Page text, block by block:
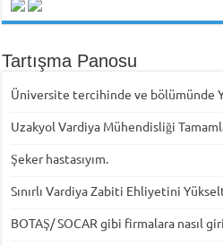
Tartışma Panosu
Üniversite tercihinde ve bölümünde
Uzakyol Vardiya Mühendisliği
Şeker hastasıyım.
Sınırlı Vardiya Zabiti Ehliyetini
BOTAŞ/ SOCAR gibi firmalara nasıl